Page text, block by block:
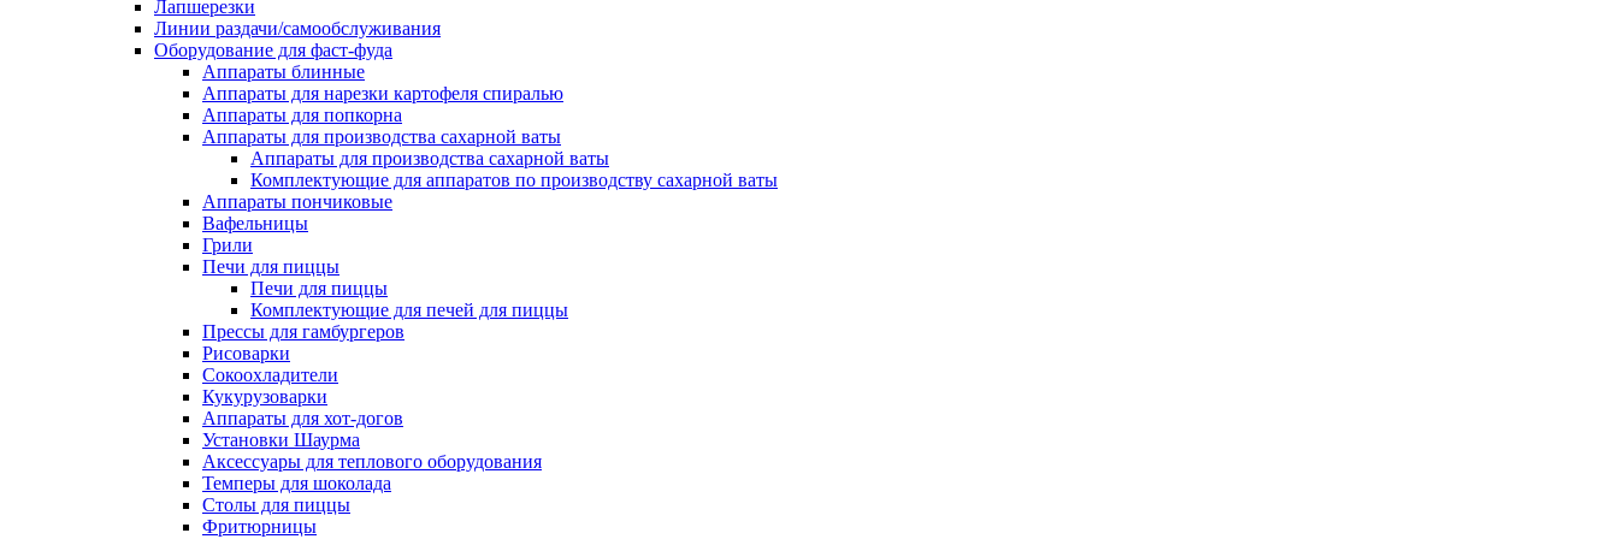
Лапшерезки
Линии раздачи/самообслуживания
Оборудование для фаст-фуда
Аппараты блинные
Аппараты для нарезки картофеля спиралью
Аппараты для попкорна
Аппараты для производства сахарной ваты
Аппараты для производства сахарной ваты
Комплектующие для аппаратов по производству сахарной ваты
Аппараты пончиковые
Вафельницы
Грили
Печи для пиццы
Печи для пиццы
Комплектующие для печей для пиццы
Прессы для гамбургеров
Рисоварки
Сокоохладители
Кукурузоварки
Аппараты для хот-догов
Установки Шаурма
Аксессуары для теплового оборудования
Темперы для шоколада
Столы для пиццы
Фритюрницы